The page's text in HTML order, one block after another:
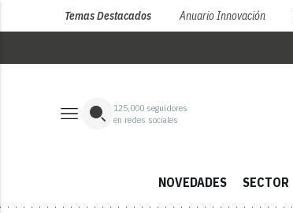
Temas Destacados Anuario Innovación
125,000 seguidores
en redes sociales
NOVEDADES SECTOR